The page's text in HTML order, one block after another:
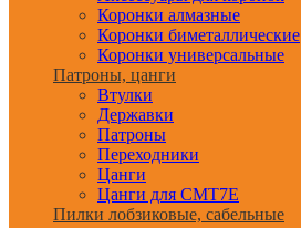
Коронки алмазные
Коронки биметаллические
Коронки универсальные
Патроны, цанги
Втулки
Державки
Патроны
Переходники
Цанги
Цанги для CMT7E
Пилки лобзиковые, сабельные